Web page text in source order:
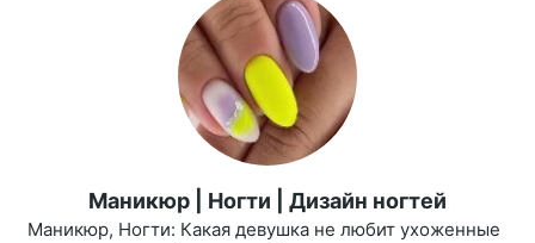
Маникюр | Ногти | Дизайн ногтей
Маникюр, Ногти: Какая девушка не любит ухоженные